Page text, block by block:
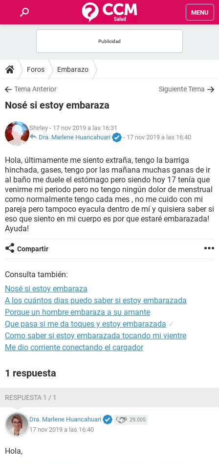
MENU
FOROS
SALUD
NUTRICIÓN
BIENESTAR
SEXUALIDAD
GLOSARIO
Foros Embarazo
Tema Anterior Siguiente Tema
Nosé si estoy embaraza
Shirley - 17 nov 2019 a las 16:31
Dra. Marlene Huancahuari
- 17 nov 2019 a las 16:40
Hola, últimamente me siento extraña, tengo la barriga
hinchada, gases, tengo por las mañana muchas ganas de ir
al baño me duele el estómago pero siendo hoy 17 tenía que
venirme mi periodo pero no tengo ningún dolor de menstrual
como normalmente tengo cada mes , no me cuido con mi
pareja pero tampoco eyacula dentro de mí y quisiera saber si
eso que siento en mi cuerpo es por que estaré embarazada!
Ayuda!
Compartir
Consulta también:
Nosé si estoy embaraza
A los cuántos dias puedo saber si estoy embarazada
Porque un hombre embaraza a su amante
Que pasa si me da toques y estoy embarazada ✓
Como saber si estoy embarazada tocando mi vientre
Me dio corriente conectando el cargador
1 respuesta
RESPUESTA 1 / 1
Dra. Marlene Huancahuari 29.005
17 nov 2019 a las 16:40
Hola,